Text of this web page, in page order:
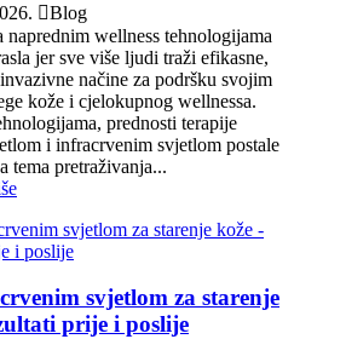
Blog
naprednim wellness tehnologijama
jer sve više ljudi traži efikasne,
načine za podršku svojim
kože i cjelokupnog wellnessa.
prednosti terapije
i infracrvenim svjetlom postale
tema pretraživanja...
svjetlom za starenje
prije i poslije